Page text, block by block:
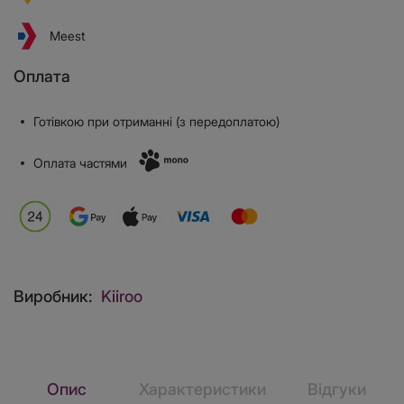
Meest
Оплата
Готівкою при отриманні (з передоплатою)
Оплата частями
Виробник: Kiiroo
Опис Характеристики Відгуки